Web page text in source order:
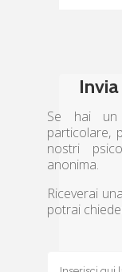
Se hai un
particolare,
nostri
anonima.
Riceverai
potrai